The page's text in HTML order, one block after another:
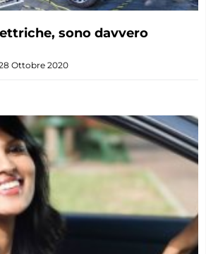
sono davvero
Ottobre 2020